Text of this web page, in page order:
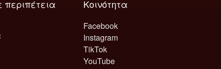
Κοινότητα
Facebook
Instagram
TikTok
YouTube